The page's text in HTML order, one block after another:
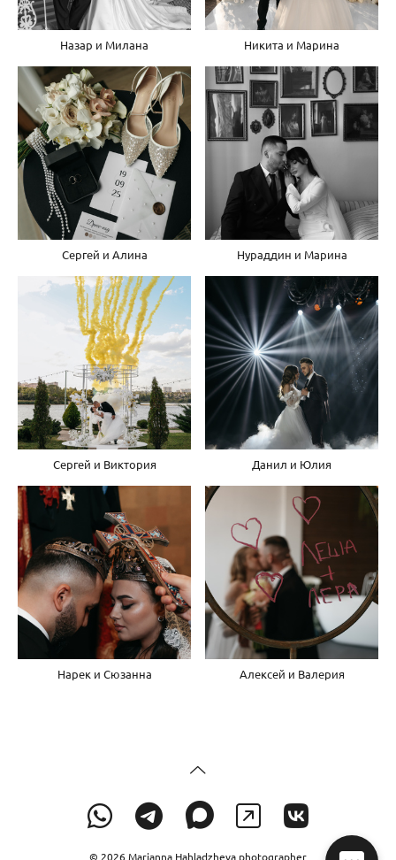
Назар и Милана Никита и Марина
Сергей и Алина Нураддин и Марина
Сергей и Виктория Данил и Юлия
Нарек и Сюзанна Алексей и Валерия
© 2026 Marianna Hahladzheva photographer